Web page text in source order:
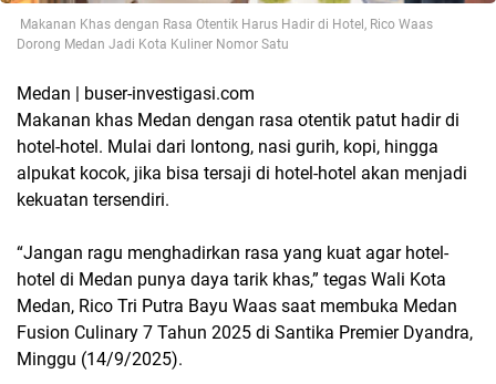
Makanan Khas dengan Rasa Otentik Harus Hadir di Hotel, Rico Waas
Dorong Medan Jadi Kota Kuliner Nomor Satu
Medan | buser-investigasi.com
Makanan khas Medan dengan rasa otentik patut hadir di
hotel-hotel. Mulai dari lontong, nasi gurih, kopi, hingga
alpukat kocok, jika bisa tersaji di hotel-hotel akan menjadi
kekuatan tersendiri.
“Jangan ragu menghadirkan rasa yang kuat agar hotel-
hotel di Medan punya daya tarik khas,” tegas Wali Kota
Medan, Rico Tri Putra Bayu Waas saat membuka Medan
Fusion Culinary 7 Tahun 2025 di Santika Premier Dyandra,
Minggu (14/9/2025).